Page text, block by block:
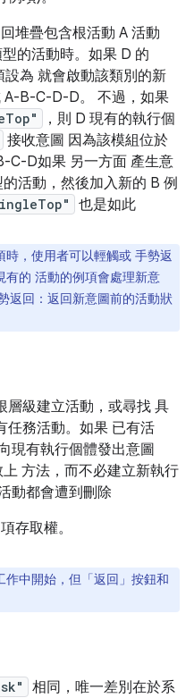
堆疊包含根活動 A 活動
的活動時。如果 D 的
設為 就會啟動該類別的新
A-B-C-D-D。 不過，如果
，則 D 現有的執行個
接收意圖 因為該模組位於
C-D如果 另一方面 產生意
活動，然後加入新的 B 例
也是如此
時，使用者可以輕觸或 手勢返
有的 活動的例項會處理新意
返回：返回新意圖前的活動狀
層級建立活動，或尋找 具
任務活動。如果 已有活
現有執行個體發出意圖
上 方法，而不必建立新執行
動都會遭到刪除
存取權。
作中開始，但「返回」按鈕和
相同，唯一差別在於系